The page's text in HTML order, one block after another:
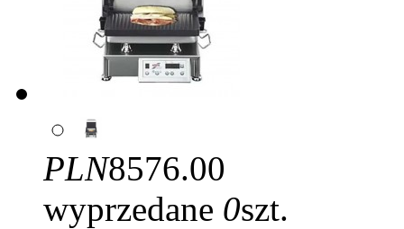
PLN8576.00
wyprzedane 0szt.